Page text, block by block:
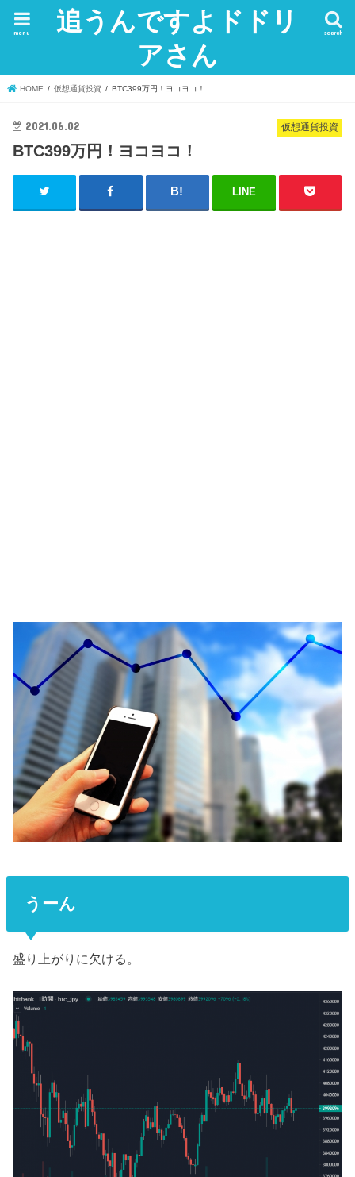
追うんですよドドリ
アさん
search
menu
HOME 仮想通貨投資 BTC399万円！ヨコヨコ！
仮想通貨投資
2021.06.02
BTC399万円！ヨコヨコ！
LINE
うーん
盛り上がりに欠ける。